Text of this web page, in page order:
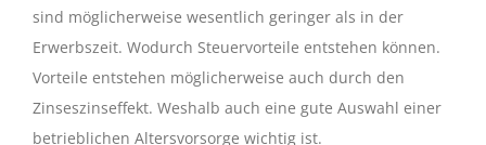
sind möglicherweise wesentlich geringer als in der
Erwerbszeit. Wodurch Steuervorteile entstehen können.
Vorteile entstehen möglicherweise auch durch den
Zinseszinseffekt. Weshalb auch eine gute Auswahl einer
betrieblichen Altersvorsorge wichtig ist.